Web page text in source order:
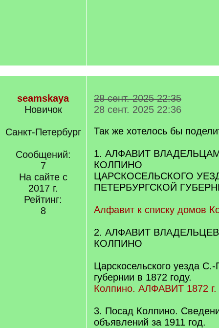
seamskaya
Новичок
Санкт-Петербург
Сообщений:
7
На сайте с
2017 г.
Рейтинг:
8
28 сент. 2025 22:35
28 сент. 2025 22:36
Так же хотелось бы
1. АЛФАВИТ
КОЛПИНО
ЦАРСКОСЕЛЬСКОГО
ПЕТЕРБУРГСКОЙ
Алфавит к списку домов
2. АЛФАВИТ
КОЛПИНО
Царскосельского уезда С.-
губернии в 1872 году.
Колпино. АЛФАВИТ 1872
3. Посад Колпино.
объявлений за 1911 год.